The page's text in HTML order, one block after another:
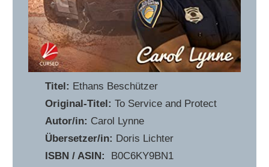
Titel: Ethans Beschützer
Original-Titel: To Service and Protect
Autor/in: Carol Lynne
Übersetzer/in: Doris Lichter
ISBN / ASIN:
‎ B0C6KY9BN1